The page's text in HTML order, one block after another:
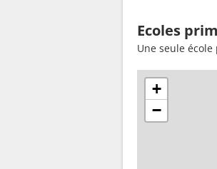
Ecoles
Une seule
+
−